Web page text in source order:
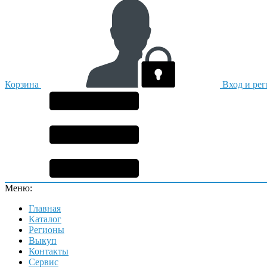
Корзина Вход и
Меню:
Главная
Каталог
Регионы
Выкуп
Контакты
Сервис